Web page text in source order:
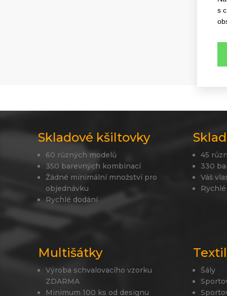
s
Skladové kšiltovky
60 různých modelů
350 barevných kombinací
Žádné minimální množství pro
objednávku
Rychlé dodání
45
330
Váš
Multišátky
Výroba schvalovacího vzorku
ZDARMA
Minimum 100 ks od designu
Šály